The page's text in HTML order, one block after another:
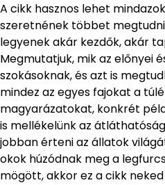
A cikk hasznos lehet
szeretnének többet
legyenek akár kezdők, akár
Megmutatjuk, mik az előnyei
szokásoknak, és azt is
mindez az egyes fajokat a
magyarázatokat, konkrét
is mellékelünk az
jobban érteni az állatok
okok húzódnak meg a
mögött, akkor ez a cikk neked